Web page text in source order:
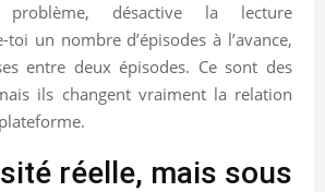
désactive la lecture
un nombre d’épisodes à l’avance,
entre deux épisodes. Ce sont des
ils changent vraiment la relation
réelle, mais sous